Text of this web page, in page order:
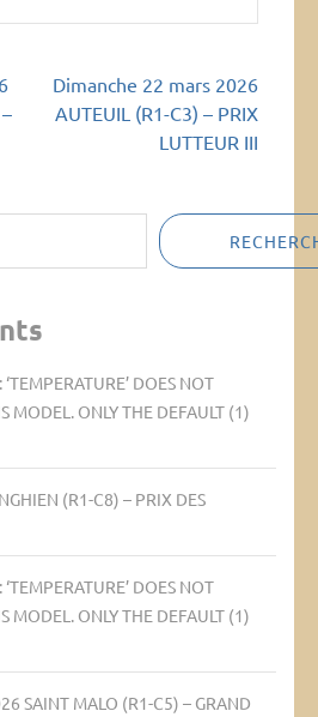
Dimanche 22 mars 2026
AUTEUIL (R1-C3) – PRIX
LUTTEUR III
DOES NOT
MODEL. ONLY THE DEFAULT (1)
(R1-C8) – PRIX DES
DOES NOT
MODEL. ONLY THE DEFAULT (1)
SAINT MALO (R1-C5) – GRAND